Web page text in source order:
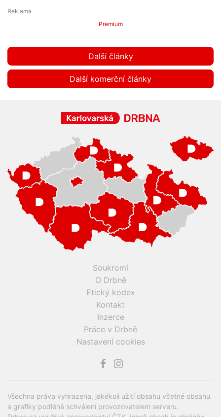
Premium
Další články
Další komerční články
Soukromí
O Drbně
Etický kodex
Kontakt
Inzerce
Práce v Drbně
Nastavení cookies
Všechna práva vyhrazena, jakékoli užití obsahu včetné obsahu
a grafiky podléhá schválení provozovatelem serveru.